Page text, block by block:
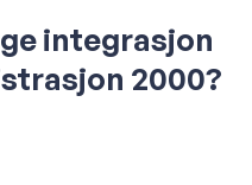
integrasjon
2000?